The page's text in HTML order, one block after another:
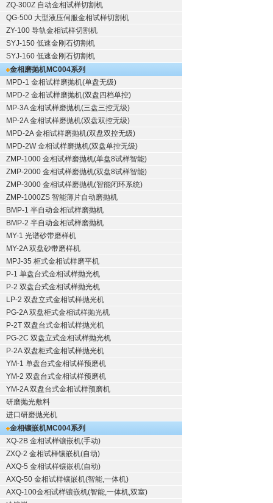
ZQ-300Z 自动金相试样切割机
QG-500 大型液压伺服金相试样切割机
ZY-100 导轨金相试样切割机
SYJ-150 低速金刚石切割机
SYJ-160 低速金刚石切割机
金相磨抛机MC004系列
MPD-1 金相试样磨抛机(单盘无级)
MPD-2 金相试样磨抛机(双盘四档单控)
MP-3A 金相试样磨抛机(三盘三控无级)
MP-2A 金相试样磨抛机(双盘双控无级)
MPD-2A 金相试样磨抛机(双盘双控无级)
MPD-2W 金相试样磨抛机(双盘单控无级)
ZMP-1000 金相试样磨抛机(单盘8试样智能)
ZMP-2000 金相试样磨抛机(双盘8试样智能)
ZMP-3000 金相试样磨抛机(智能闭环系统)
ZMP-1000ZS 智能薄片自动磨抛机
BMP-1 半自动金相试样磨抛机
BMP-2 半自动金相试样磨抛机
MY-1 光谱砂带磨样机
MY-2A 双盘砂带磨样机
MPJ-35 柜式金相试样磨平机
P-1 单盘台式金相试样抛光机
P-2 双盘台式金相试样抛光机
LP-2 双盘立式金相试样抛光机
PG-2A 双盘柜式金相试样抛光机
P-2T 双盘台式金相试样抛光机
PG-2C 双盘立式金相试样抛光机
P-2A 双盘柜式金相试样抛光机
YM-1 单盘台式金相试样预磨机
YM-2 双盘台式金相试样预磨机
YM-2A 双盘台式金相试样预磨机
研磨抛光敷料
进口研磨抛光机
金相镶嵌机MC004系列
XQ-2B 金相试样镶嵌机(手动)
ZXQ-2 金相试样镶嵌机(自动)
AXQ-5 金相试样镶嵌机(自动)
AXQ-50 金相试样镶嵌机(智能,一体机)
AXQ-100金相试样镶嵌机(智能,一体机,双室)